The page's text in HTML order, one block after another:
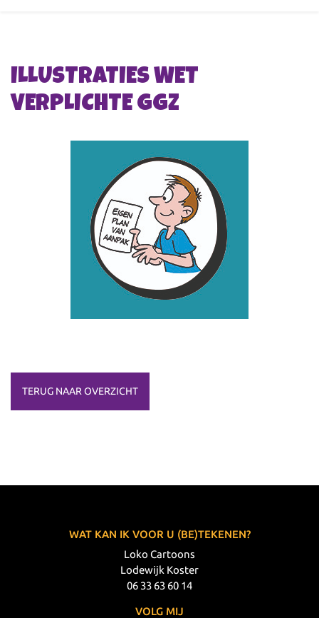
ILLUSTRATIES WET
VERPLICHTE GGZ
TERUG NAAR OVERZICHT
WAT KAN IK VOOR U (BE)TEKENEN?
Loko Cartoons
Lodewijk Koster
06 33 63 60 14
VOLG MIJ